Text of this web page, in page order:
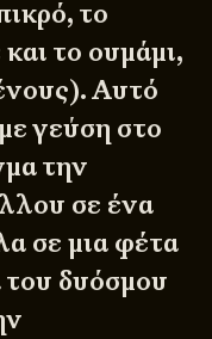
το
το ουμάμι,
Αυτό
γεύση στο
την
σε ένα
σε μια φέτα
του δυόσμου